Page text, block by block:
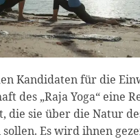
Kandidaten für die
des „Raja Yoga“ eine
die sie über die Natur
Es wird ihnen